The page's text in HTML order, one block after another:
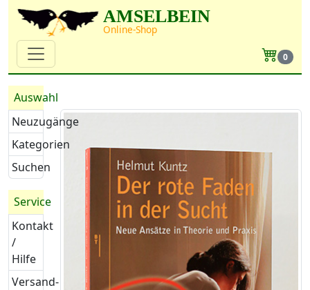
AMSELBEIN
Online-Shop
0
Auswahl
Neuzugänge
Kategorien
Suchen
Service
Kontakt
/
Hilfe
Versand-